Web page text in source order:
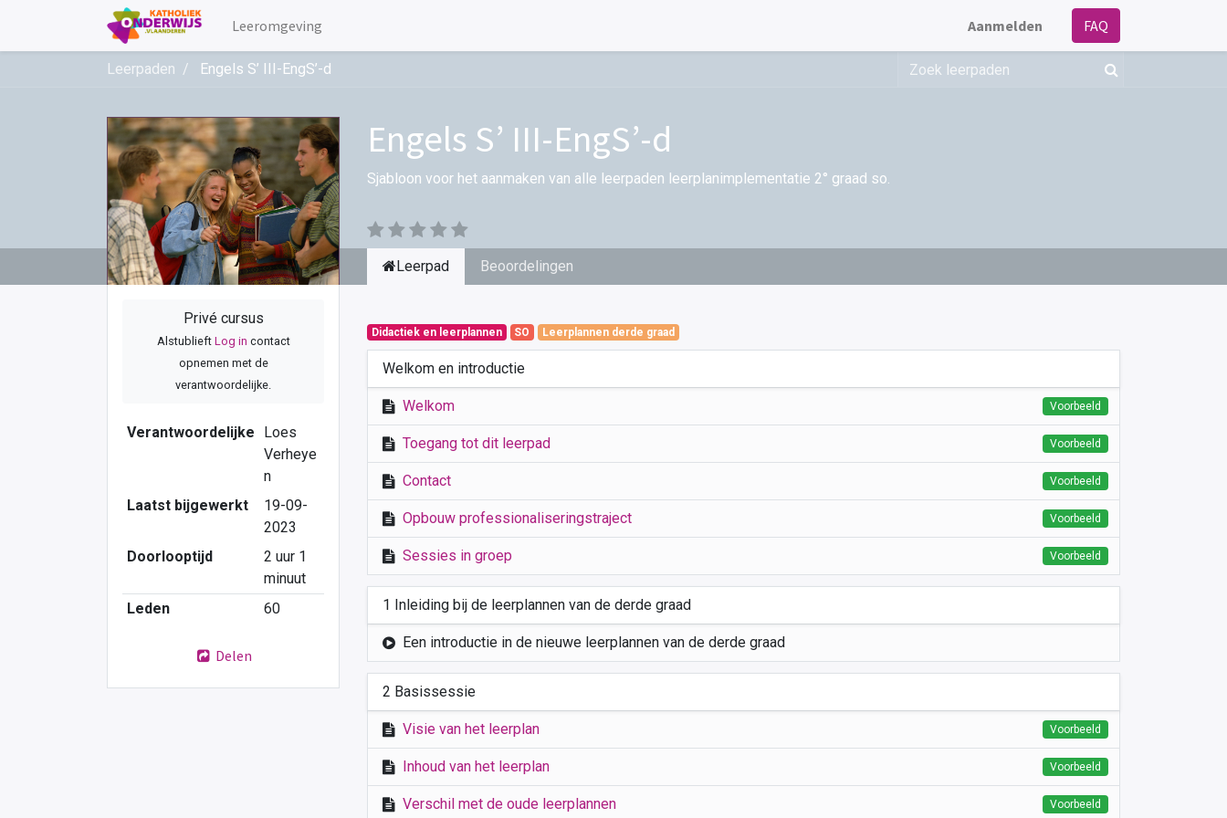
Leeromgeving Aanmelden FAQ
Leerpaden Engels S’ III-EngS’-d
Engels S’ III-EngS’-d
Sjabloon voor het aanmaken van alle leerpaden leerplanimplementatie 2° graad so.
Privé cursus
Alstublieft Log in contact
opnemen met de
verantwoordelijke.
Verantwoordelijke
Loes
Verheye
n
Laatst bijgewerkt
19-09-
2023
Doorlooptijd
2 uur 1
minuut
Leden
60
Delen
Leerpad Beoordelingen
Didactiek en leerplannen SO Leerplannen derde graad
Welkom en introductie
Welkom Voorbeeld
Toegang tot dit leerpad Voorbeeld
Contact Voorbeeld
Opbouw professionaliseringstraject Voorbeeld
Sessies in groep Voorbeeld
1 Inleiding bij de leerplannen van de derde graad
Een introductie in de nieuwe leerplannen van de derde graad
2 Basissessie
Visie van het leerplan Voorbeeld
Inhoud van het leerplan Voorbeeld
Verschil met de oude leerplannen Voorbeeld